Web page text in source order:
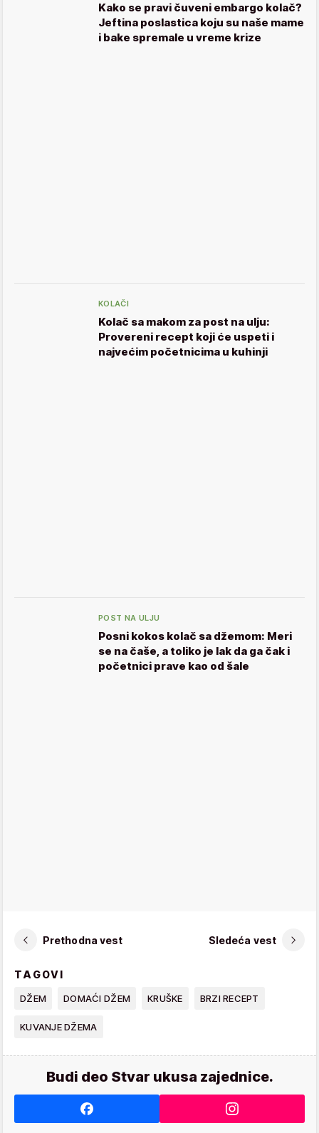
Kako se pravi čuveni embargo kolač?
Jeftina poslastica koju su naše mame
i bake spremale u vreme krize
KOLAČI
Kolač sa makom za post na ulju:
Provereni recept koji će uspeti i
najvećim početnicima u kuhinji
POST NA ULJU
Posni kokos kolač sa džemom: Meri
se na čaše, a toliko je lak da ga čak i
početnici prave kao od šale
Prethodna vest Sledeća vest
TAGOVI
DŽEM DOMAĆI DŽEM KRUŠKE BRZI RECEPT
KUVANJE DŽEMA
Budi deo Stvar ukusa zajednice.